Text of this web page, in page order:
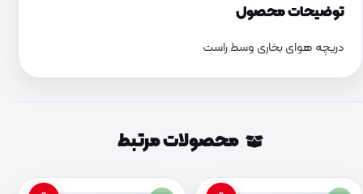
توضیحات محصول
دریچه هوای بخاری وسط راست
محصولات مرتبط